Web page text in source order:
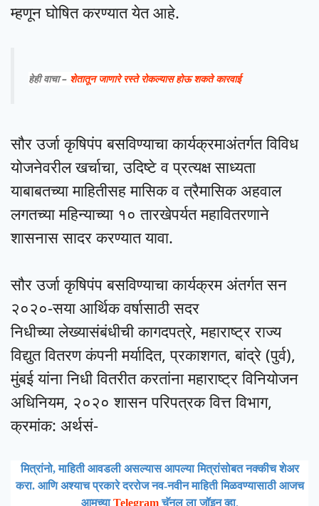
म्हणून घोषित करण्यात येत आहे.
हेही वाचा – शेतातून जाणारे रस्ते रोकल्यास होऊ शकते कारवाई
सौर उर्जा कृषिपंप बसविण्याचा कार्यक्रमाअंतर्गत विविध
योजनेवरील खर्चाचा, उदिष्टे व प्रत्यक्ष साध्यता
याबाबतच्या माहितीसह मासिक व त्रैमासिक अहवाल
लगतच्या महिन्याच्या १० तारखेपर्यत महावितरणाने
शासनास सादर करण्यात यावा.
सौर उर्जा कृषिपंप बसविण्याचा कार्यक्रम अंतर्गत सन
२०२०-सया आर्थिक वर्षासाठी सदर
निधीच्यालेख्यासंबंधीची कागदपत्रे, महाराष्ट्र राज्य
विद्युत वितरण कंपनी मर्यादित, प्रकाशगत, बांद्रे (पुर्व),
मुंबई यांनानिधी वितरीत करतांना महाराष्ट्र विनियोजन
अधिनियम, २०२० शासन परिपत्रक वित्त विभाग,
क्रमांक: अर्थसं-
मित्रांनो, माहिती आवडली असल्यास आपल्या मित्रांसोबत नक्कीच शेअर
करा. आणि अश्याच प्रकारे दररोज नव-नवीन माहिती मिळवण्यासाठी आजच
आमच्याTelegramचॅनल ला जॉइन व्हा.